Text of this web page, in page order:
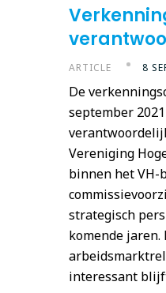
ARTICLE 8
De
september
Vereniging
binnen het VH-
strategisch
komende
interessant